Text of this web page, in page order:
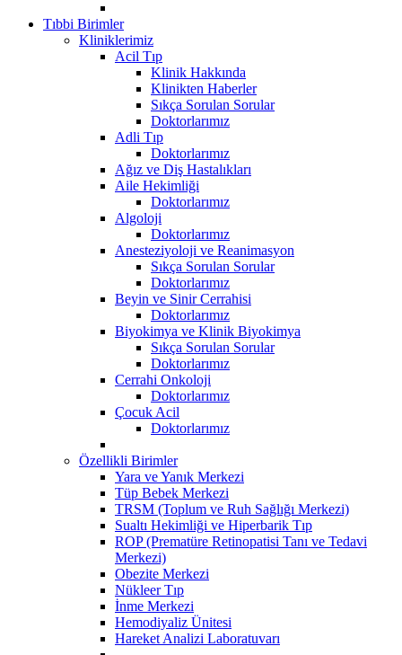
Tıbbi Birimler
Kliniklerimiz
Acil Tıp
Klinik Hakkında
Klinikten Haberler
Sıkça Sorulan Sorular
Doktorlarımız
Adli Tıp
Doktorlarımız
Ağız ve Diş Hastalıkları
Aile Hekimliği
Doktorlarımız
Algoloji
Doktorlarımız
Anesteziyoloji ve Reanimasyon
Sıkça Sorulan Sorular
Doktorlarımız
Beyin ve Sinir Cerrahisi
Doktorlarımız
Biyokimya ve Klinik Biyokimya
Sıkça Sorulan Sorular
Doktorlarımız
Cerrahi Onkoloji
Doktorlarımız
Çocuk Acil
Doktorlarımız
Özellikli Birimler
Yara ve Yanık Merkezi
Tüp Bebek Merkezi
TRSM (Toplum ve Ruh Sağlığı Merkezi)
Sualtı Hekimliği ve Hiperbarik Tıp
ROP (Prematüre Retinopatisi Tanı ve Tedavi
Merkezi)
Obezite Merkezi
Nükleer Tıp
İnme Merkezi
Hemodiyaliz Ünitesi
Hareket Analizi Laboratuvarı